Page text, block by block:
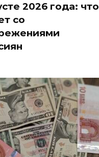
2026 года: что
со